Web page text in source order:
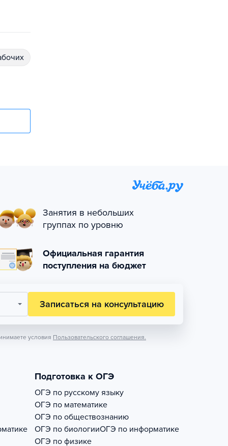
Занятия в небольших
группах по уровню
Официальная гарантия
поступления на бюджет
Записаться на консультацию
условия Пользовательского соглашения.
Подготовка к ОГЭ
ОГЭ по русскому языку
ОГЭ по математике
ОГЭ по обществознанию
ОГЭ по биологииОГЭ по информатике
ОГЭ по физике